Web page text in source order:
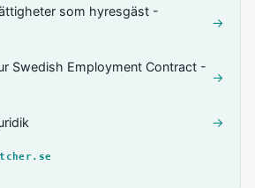
som hyresgäst -
→
Swedish Employment Contract -
→
→